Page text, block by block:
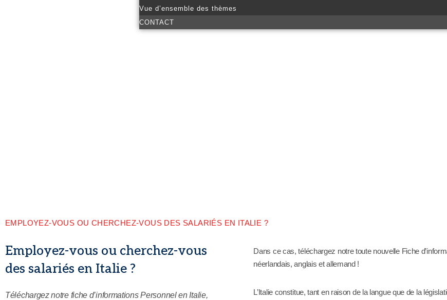
Vue d’ensemble des thèmes
CONTACT
EMPLOYEZ-VOUS OU CHERCHEZ-VOUS DES SALARIÉS EN ITALIE ?
Employez-vous ou cherchez-vous
des salariés en Italie ?
Téléchargez notre fiche d’informations Personnel en Italie,
Dans ce cas, téléchargez notre toute nouvelle Fiche
néerlandais, anglais et allemand !
L’Italie constitue, tant en raison de la langue que de la